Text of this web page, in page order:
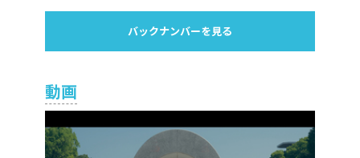
バックナンバーを見る
動画